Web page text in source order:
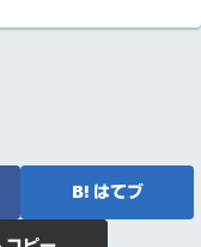
はてブ